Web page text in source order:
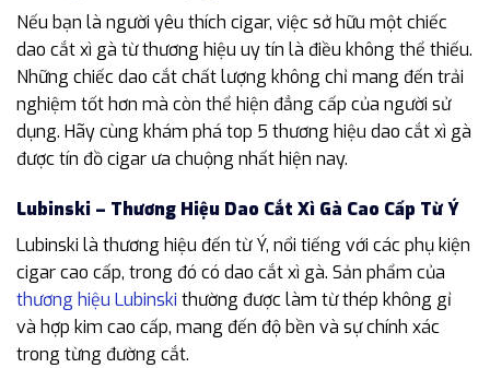
Nếu bạn là người yêu thích cigar, việc sở hữu một chiếc
dao cắt xì gà từ thương hiệu uy tín là điều không thể thiếu.
Những chiếc dao cắt chất lượng không chỉ mang đến trải
nghiệm tốt hơn mà còn thể hiện đẳng cấp của người sử
dụng. Hãy cùng khám phá top 5 thương hiệu dao cắt xì gà
được tín đồ cigar ưa chuộng nhất hiện nay.
Lubinski – Thương Hiệu Dao Cắt Xì Gà Cao Cấp Từ Ý
Lubinski là thương hiệu đến từ Ý, nổi tiếng với các phụ kiện
cigar cao cấp, trong đó có dao cắt xì gà. Sản phẩm của
thương hiệu Lubinski thường được làm từ thép không gỉ
và hợp kim cao cấp, mang đến độ bền và sự chính xác
trong từng đường cắt.